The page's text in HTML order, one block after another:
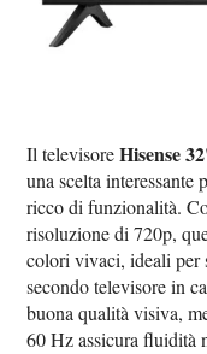
Il televisoreHisense
una scelta
ricco di funzionalità.
risoluzione di 720p,
colori vivaci, ideali per
secondo televisore in
buona qualità visiva,
60 Hz assicura fluidità